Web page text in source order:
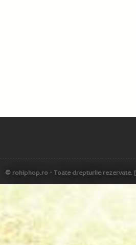
© rohiphop.ro - Toate drepturile rezervate.